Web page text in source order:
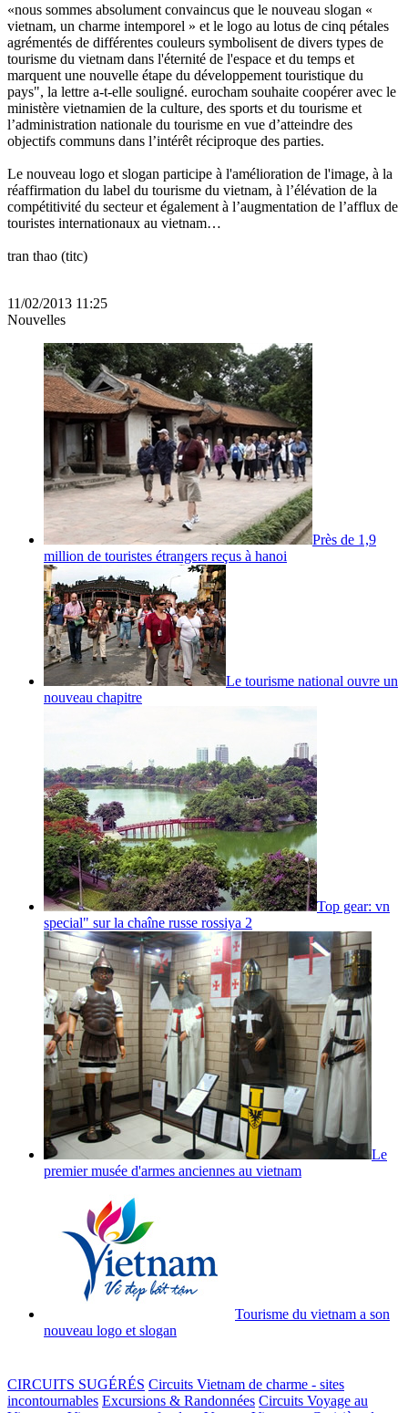
«nous sommes absolument convaincus que le nouveau slogan «
vietnam, un charme intemporel » et le logo au lotus de cinq pétales
agrémentés de différentes couleurs symbolisent de divers types de
tourisme du vietnam dans l'éternité de l'espace et du temps et
marquent une nouvelle étape du développement touristique du
pays", la lettre a-t-elle souligné. eurocham souhaite coopérer avec le
ministère vietnamien de la culture, des sports et du tourisme et
l’administration nationale du tourisme en vue d’atteindre des
objectifs communs dans l’intérêt réciproque des parties.
Le nouveau logo et slogan participe à l'amélioration de l'image, à la
réaffirmation du label du tourisme du vietnam, à l’élévation de la
compétitivité du secteur et également à l’augmentation de l’afflux de
touristes internationaux au vietnam…
tran thao (titc)
11/02/2013 11:25
Nouvelles
Près de 1,9
million de touristes étrangers reçus à hanoi
Le tourisme national ouvre un
nouveau chapitre
Top gear: vn
special" sur la chaîne russe rossiya 2
Le
premier musée d'armes anciennes au vietnam
Tourisme du vietnam a son
nouveau logo et slogan
CIRCUITS SUGÉRÉS Circuits Vietnam de charme - sites
incontournables Excursions & Randonnées Circuits Voyage au